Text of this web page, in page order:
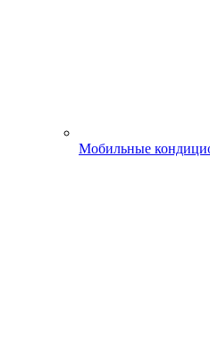
Мобильные